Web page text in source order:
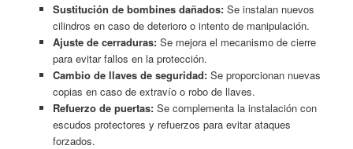
Sustitución de bombines dañados:Se instalan nuevos
cilindros en caso de deterioro o intento de manipulación.
Ajuste de cerraduras:Se mejora el mecanismo de cierre
para evitar fallos en la protección.
Cambio de llaves de seguridad:Se proporcionan nuevas
copias en caso de extravío o robo de llaves.
Refuerzo de puertas:Se complementa la instalación con
escudos protectores y refuerzos para evitar ataques
forzados.